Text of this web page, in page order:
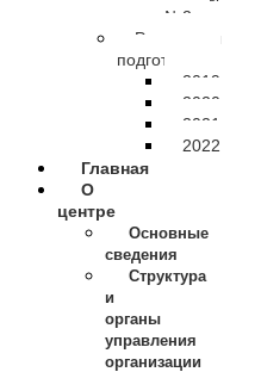
№2
Результаты
подготовки
2019
2020
2021
2022
Главная
О
центре
Основные
сведения
Структура
и
органы
управления
организации